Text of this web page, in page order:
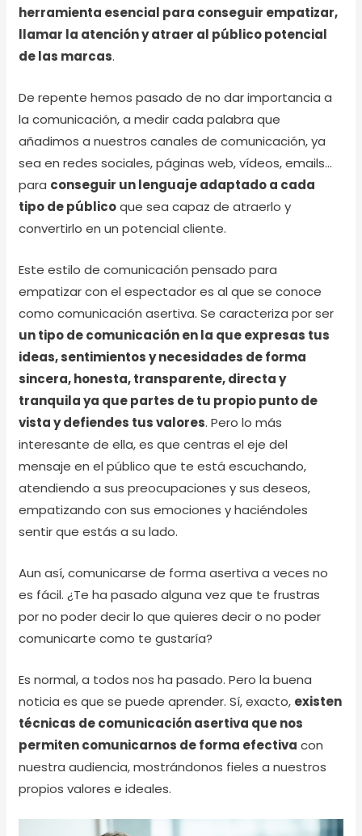
herramienta esencial para conseguir empatizar,
llamar la atención y atraer al público potencial
de las marcas.
De repente hemos pasado de no dar importancia a
la comunicación, a medir cada palabra que
añadimos a nuestros canales de comunicación, ya
sea en redes sociales, páginas web, vídeos, emails…
para conseguir un lenguaje adaptado a cada
tipo de públicoque sea capaz de atraerlo y
convertirlo en un potencial cliente.
Este estilo de comunicación pensado para
empatizar con el espectador es al que se conoce
como comunicación asertiva. Se caracteriza por ser
un tipo de comunicación en la que expresas tus
ideas, sentimientos y necesidades de forma
sincera, honesta, transparente, directa y
tranquila ya que partes de tu propio punto de
vista y defiendes tus valores. Pero lo más
interesante de ella, es que centras el eje del
mensaje en el público que te está escuchando,
atendiendo a sus preocupaciones y sus deseos,
empatizando con sus emociones y haciéndoles
sentir que estás a su lado.
Aun así, comunicarse de forma asertiva a veces no
es fácil. ¿Te ha pasado alguna vez que te frustras
por no poder decir lo que quieres decir o no poder
comunicarte como te gustaría?
Es normal, a todos nos ha pasado. Pero la buena
noticia es que se puede aprender. Sí, exacto, existen
técnicas de comunicación asertiva que nos
permiten comunicarnos de forma efectiva con
nuestra audiencia, mostrándonos fieles a nuestros
propios valores e ideales.